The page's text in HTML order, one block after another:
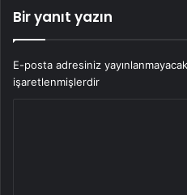
Bir yanıt yazın
E-posta adresiniz
işaretlenmişlerdir